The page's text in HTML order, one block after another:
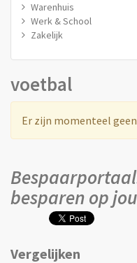
Warenhuis
Werk & School
Zakelijk
voetbal
Er zijn momenteel
besparen op
Vergelijken